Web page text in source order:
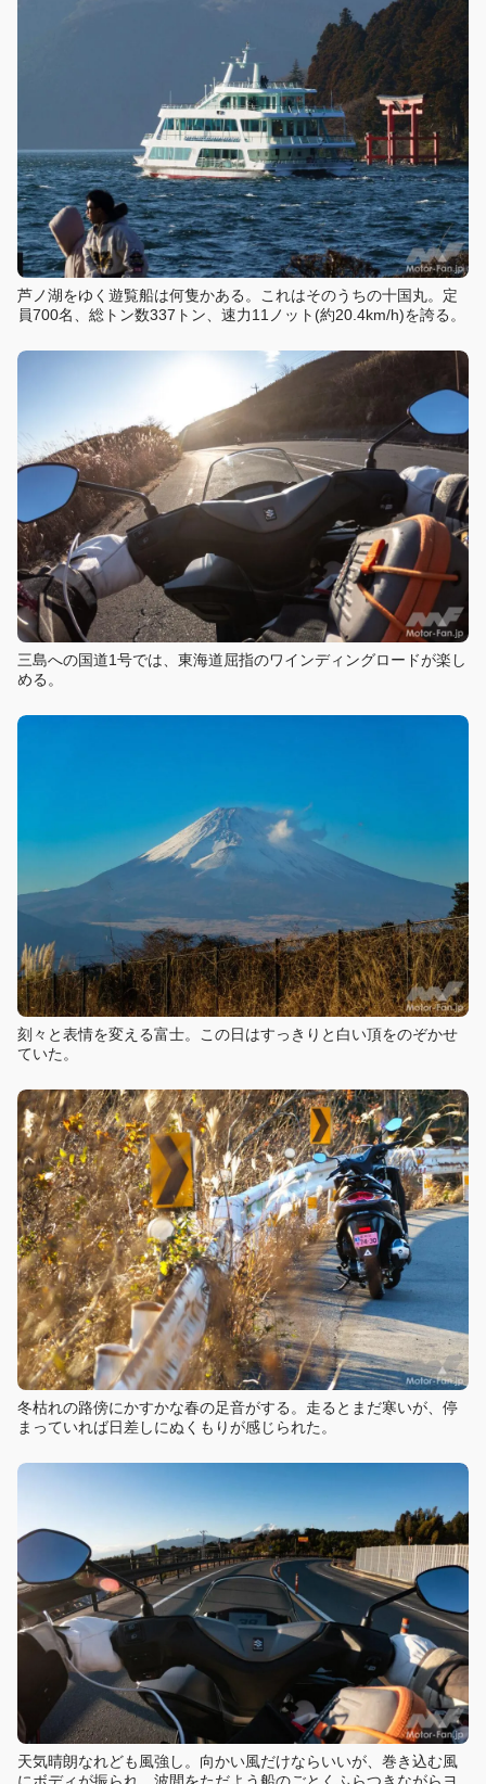
芦ノ湖をゆく遊覧船は何隻かある。これはそのうちの十国丸。定
員700名、総トン数337トン、速力11ノット(約20.4km/h)を誇る。
三島への国道1号では、東海道屈指のワインディングロードが楽し
める。
刻々と表情を変える富士。この日はすっきりと白い頂をのぞかせ
ていた。
冬枯れの路傍にかすかな春の足音がする。走るとまだ寒いが、停
まっていれば日差しにぬくもりが感じられた。
天気晴朗なれども風強し。向かい風だけならいいが、巻き込む風